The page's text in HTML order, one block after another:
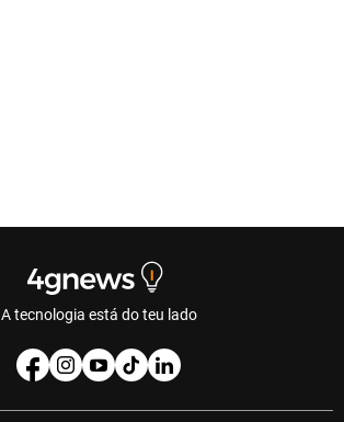
A tecnologia está do teu lado